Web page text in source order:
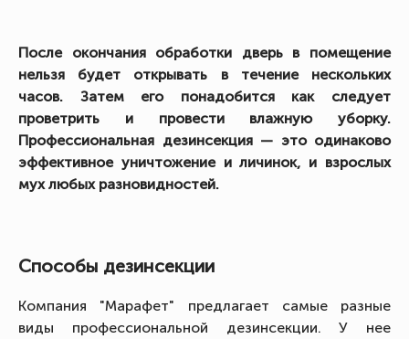
После окончания обработки дверь в помещение
нельзя будет открывать в течение нескольких
часов. Затем его понадобится как следует
проветрить и провести влажную уборку.
Профессиональная дезинсекция — это одинаково
эффективное уничтожение и личинок, и взрослых
мух любых разновидностей.
Способы дезинсекции
Компания "Марафет" предлагает самые разные
виды профессиональной дезинсекции. У нее